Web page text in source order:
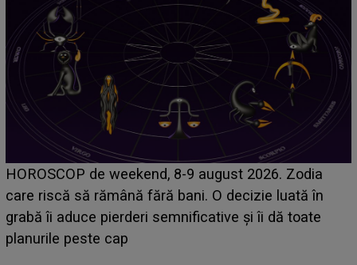
Emanuel a ținut ACEST DETALIU ASCUNS până
acum! În fața Alexandrei, concurentul din Casa Iubirii
face o MĂRTURISIRE NEAȘTEPTATĂ despre mama
sa: "I-am spus și ei în față, eu nu te iubesc pentru